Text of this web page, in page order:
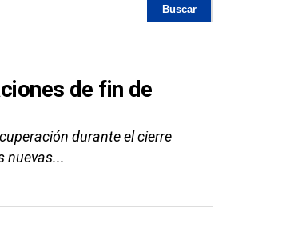
de fin de
durante el cierre
nuevas...